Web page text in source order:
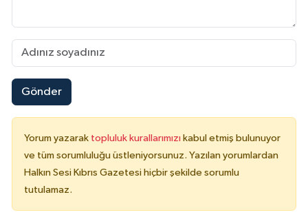
Gönder
Yorum yazarak topluluk kurallarımızı kabul etmiş bulunuyor
ve tüm sorumluluğu üstleniyorsunuz. Yazılan yorumlardan
Halkın Sesi Kıbrıs Gazetesi hiçbir şekilde sorumlu
tutulamaz.